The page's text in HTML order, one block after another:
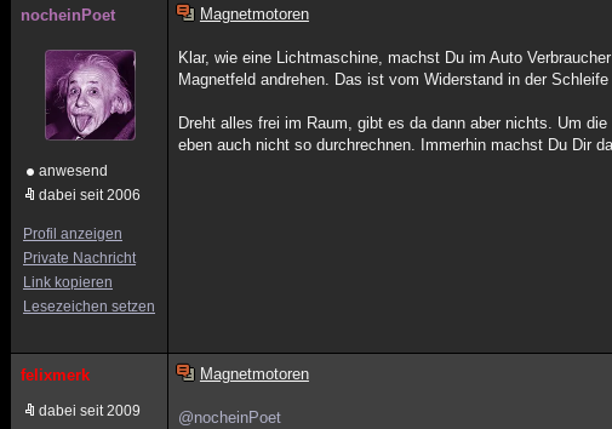
nocheinPoet
anwesend
dabei seit 2006
Profil anzeigen
Private Nachricht
Link kopieren
Lesezeichen setzen
Magnetmotoren
Klar, wie eine Lichtmaschine, machst Du im Auto
Magnetfeld andrehen. Das ist vom Widerstand in der Schleife
Dreht alles frei im Raum, gibt es da dann aber nichts. Um
eben auch nicht so durchrechnen. Immerhin machst Du Dir
felixmerk
dabei seit 2009
Magnetmotoren
@nocheinPoet